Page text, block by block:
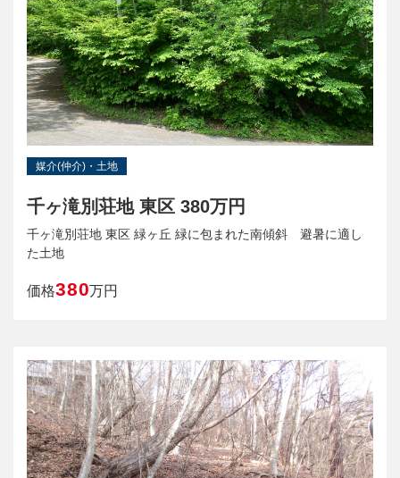
媒介(仲介)・土地
千ヶ滝別荘地 東区 380万円
千ヶ滝別荘地 東区 緑ヶ丘 緑に包まれた南傾斜 避暑に適し
た土地
価格380万円